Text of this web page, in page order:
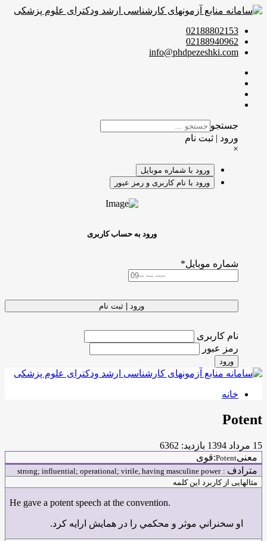
02188802153
02188940962
info@phdpezeshki.com
جستجو
ورود | ثبت نام
×
ورود با شماره موبایل
ورود با نام کاربری و رمز عبور
ورود به حساب کاربری
شماره موبایل*
ورود | ثبت نام
نام کاربری
رمز عبور
ورود
خانه
Potent
15 مرداد 1394
بازدید: 6362
معنیPotent
:قوى
مترادف :
strong; influential; operational; virile, having masculine power
مثالهایی از کاربرد این کلمه
He gave a potent speech at the convention.
او سخنراني موثر و محكمي را در همايش ارايه كرد.